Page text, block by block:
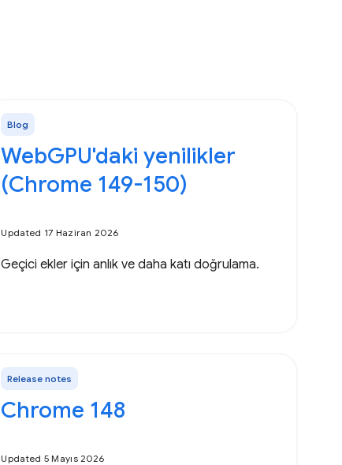
Blog
WebGPU'daki yenilikler
(Chrome 149-150)
Updated 17 Haziran 2026
Geçici ekler için anlık ve daha katı doğrulama.
Release notes
Chrome 148
Updated 5 Mayıs 2026